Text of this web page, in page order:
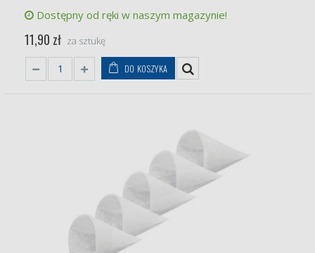
Dostępny od ręki w naszym magazynie!
11,90 zł za sztukę
DO KOSZYKA